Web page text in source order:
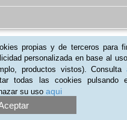
Curso
Marinería:
propias y de terceros para
personalizada en base al
productos vistos). Consulta
todas las cookies pulsando
su uso aqui